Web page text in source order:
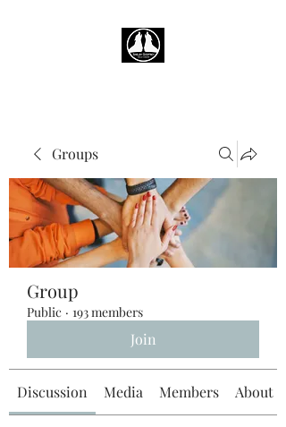
Groups
Group
Public · 193 members
Join
Discussion Media Members About